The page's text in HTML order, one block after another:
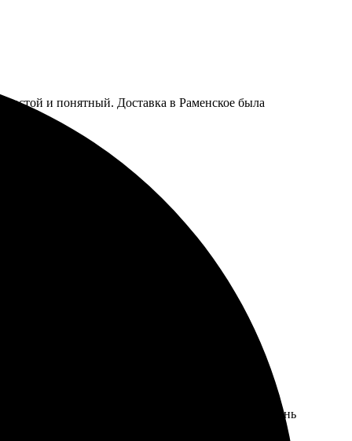
и понятный. Доставка в Раменское была
нужные и оформила заказ.
все под рукой.
снимки на сайт, выбрала, что нужно, и все. Очень